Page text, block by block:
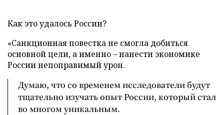
Как это удалось России?
«Санкционная повестка не смогла добиться
основной цели, а именно – нанести экономике
России непоправимый урон.
Думаю, что со временем исследователи будут
тщательно изучать опыт России, который стал
во многом уникальным.